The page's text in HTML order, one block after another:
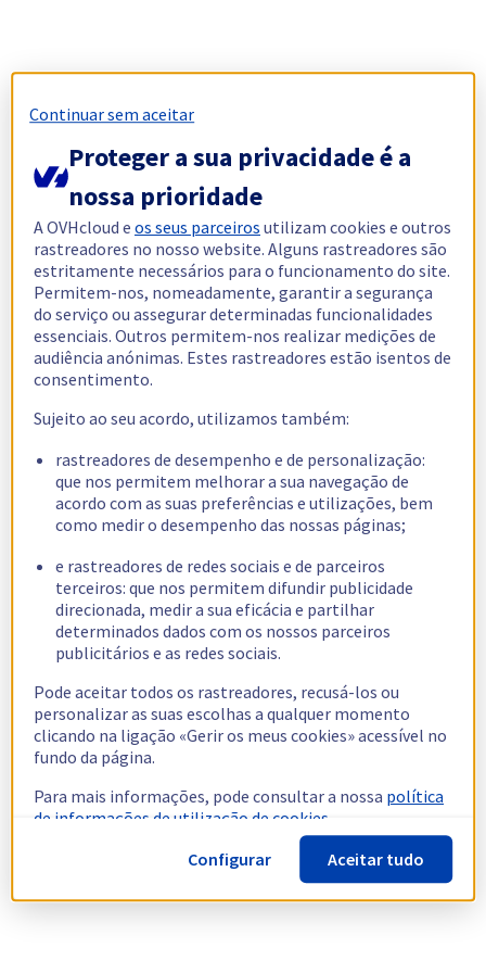
Continuar sem aceitar
Proteger a sua privacidade é a
nossa prioridade
A OVHcloud eos seus parceiros utilizam cookies e outros
rastreadores no nosso website. Alguns rastreadores são
estritamente necessários para o funcionamento do site.
Permitem-nos, nomeadamente, garantir a segurança
do serviço ou assegurar determinadas funcionalidades
essenciais. Outros permitem-nos realizar medições de
audiência anónimas. Estes rastreadores estão isentos de
consentimento.
Sujeito ao seu acordo, utilizamos também:
rastreadores de desempenho e de personalização:
que nos permitem melhorar a sua navegação de
acordo com as suas preferências e utilizações, bem
como medir o desempenho das nossas páginas;
e rastreadores de redes sociais e de parceiros
terceiros: que nos permitem difundir publicidade
direcionada, medir a sua eficácia e partilhar
determinados dados com os nossos parceiros
publicitários e as redes sociais.
Pode aceitar todos os rastreadores, recusá-los ou
personalizar as suas escolhas a qualquer momento
clicando na ligação «Gerir os meus cookies» acessível no
fundo da página.
Para mais informações, pode consultar a nossa política
de informações de utilização de cookies.
Configurar
Aceitar tudo